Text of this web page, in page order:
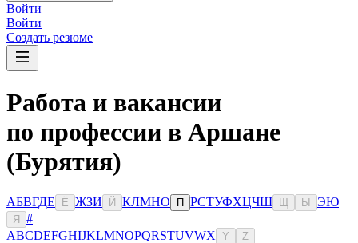
Войти
Войти
Создать резюме
Работа и вакансии
по профессии в Аршане
(Бурятия)
АБВГДЕ Ё ЖЗИ Й КЛМНО П РСТУФХЦЧШ Ы ЭЮ
Я
#
ABCDEFGHIJKLMNOPQRSTUVWX Y Z